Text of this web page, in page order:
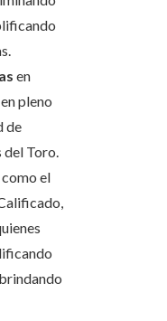
en
pleno
de
del Toro.
como el